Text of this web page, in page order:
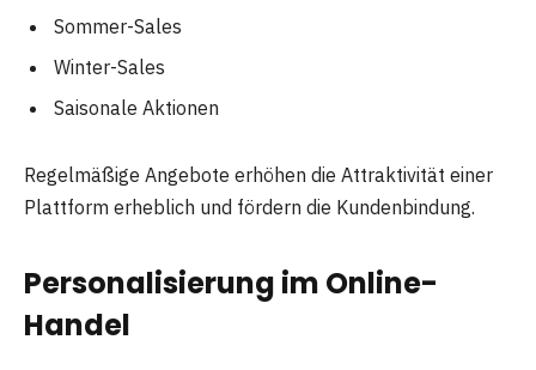
Sommer-Sales
Winter-Sales
Saisonale Aktionen
Regelmäßige Angebote erhöhen die Attraktivität einer
Plattform erheblich und fördern die Kundenbindung.
Personalisierung im Online-
Handel